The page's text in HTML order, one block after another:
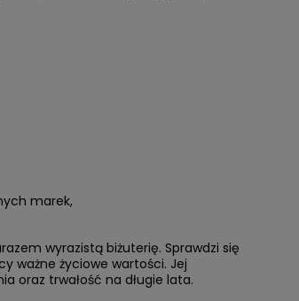
marek,
wyrazistą biżuterię. Sprawdzi się
ważne życiowe wartości. Jej
oraz trwałość na długie lata.